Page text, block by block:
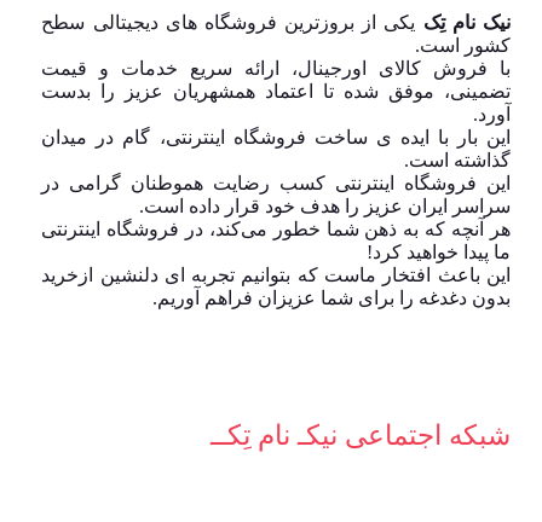
نیک نام تِک یکی از بروزترین فروشگاه های دیجیتالی سطح
کشور است.
با فروش کالای اورجینال، ارائه سریع خدمات و قیمت
تضمینی، موفق شده تا اعتماد همشهریان عزیز را بدست
آورد.
این بار با ایده ی ساخت فروشگاه اینترنتی، گام در میدان
گذاشته است.
این فروشگاه اینترنتی کسب رضایت هموطنان گرامی در
سراسر ایران عزیز را هدف خود قرار داده است.
هر آنچه که به ذهن شما خطور می‌کند، در فروشگاه اینترنتی
ما پیدا خواهید کرد!
این باعث افتخار ماست که بتوانیم تجربه ای دلنشین ازخرید
بدون دغدغه را برای شما عزیزان فراهم آوریم.
شبکه‌ اجتماعی نیکـ نام تِکــ